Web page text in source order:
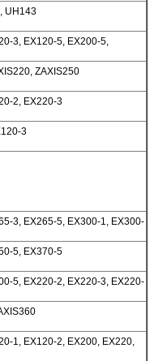
UH143
3, EX120-5, EX200-5,
ZAXIS250
2, EX220-3
3
3, EX265-5, EX300-1, EX300-
5, EX370-5
5, EX220-2, EX220-3, EX220-
1, EX120-2, EX200, EX220,